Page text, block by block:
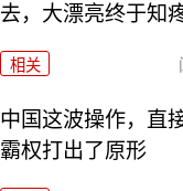
去，大漂亮终于知
相关
中国这波操作，直
霸权打出了原形